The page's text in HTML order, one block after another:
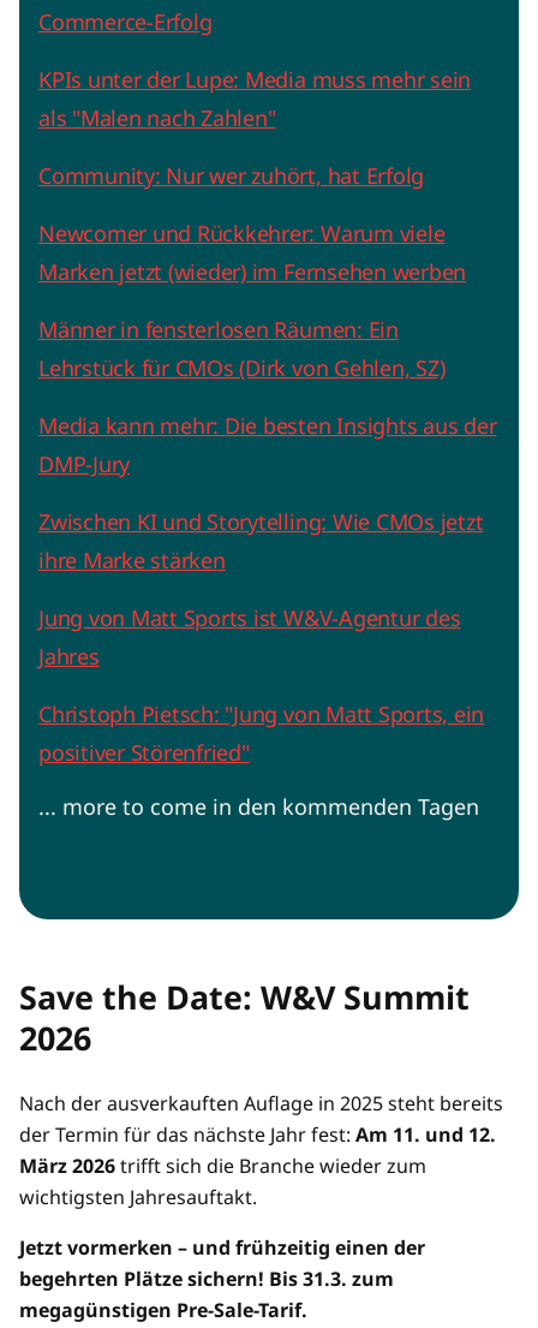
Commerce-Erfolg
KPIs unter der Lupe: Media muss mehr sein
als "Malen nach Zahlen"
Community: Nur wer zuhört, hat Erfolg
Newcomer und Rückkehrer: Warum viele
Marken jetzt (wieder) im Fernsehen werben
Männer in fensterlosen Räumen: Ein
Lehrstück für CMOs (Dirk von Gehlen, SZ)
Media kann mehr: Die besten Insights aus der
DMP-Jury
Zwischen KI und Storytelling: Wie CMOs jetzt
ihre Marke stärken
Jung von Matt Sports ist W&V-Agentur des
Jahres
Christoph Pietsch: "Jung von Matt Sports, ein
positiver Störenfried"
... more to come in den kommenden Tagen
Save the Date: W&V Summit
2026
Nach der ausverkauften Auflage in 2025 steht bereits
der Termin für das nächste Jahr fest: Am 11. und 12.
März 2026trifft sich die Branche wieder zum
wichtigsten Jahresauftakt.
Jetzt vormerken – und frühzeitig einen der
begehrten Plätze sichern! Bis 31.3. zum
megagünstigen Pre-Sale-Tarif.